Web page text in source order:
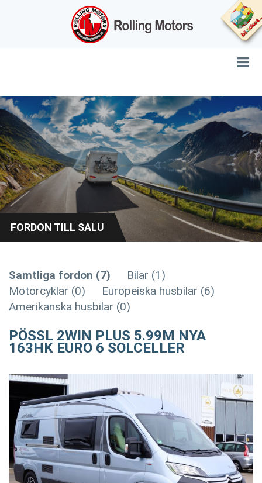
FORDON TILL SALU
Samtliga fordon (7)
Bilar (1)
Motorcyklar (0)
Europeiska husbilar (6)
Amerikanska husbilar (0)
PÖSSL 2WIN PLUS 5.99M NYA
163HK EURO 6 SOLCELLER